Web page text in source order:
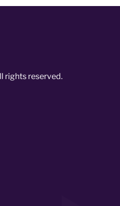
rights reserved.